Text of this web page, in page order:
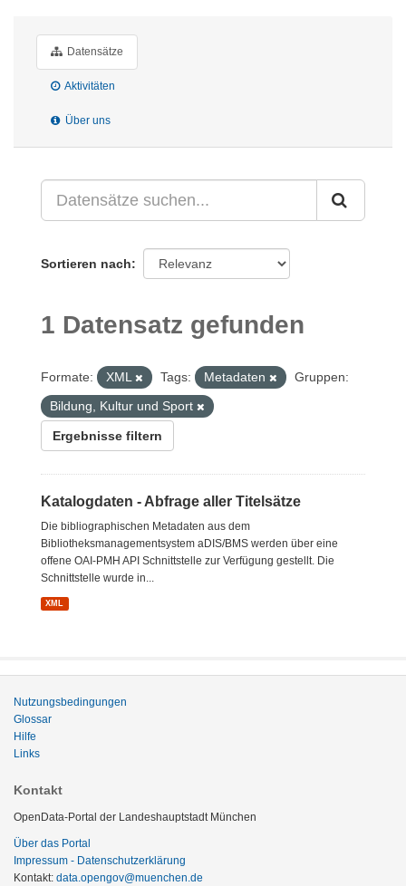
Datensätze
Aktivitäten
Über uns
Sortieren nach
1 Datensatz gefunden
Formate: XML Tags: Metadaten
Gruppen:
Bildung, Kultur und Sport
Ergebnisse filtern
Katalogdaten - Abfrage aller Titelsätze
Die bibliographischen Metadaten aus dem
Bibliotheksmanagementsystem aDIS/BMS werden über eine
offene OAI-PMH API Schnittstelle zur Verfügung gestellt. Die
Schnittstelle wurde in...
XML
Nutzungsbedingungen
Glossar
Hilfe
Links
Kontakt
OpenData-Portal der Landeshauptstadt München
Über das Portal
Impressum - Datenschutzerklärung
Kontakt: data.opengov@muenchen.de